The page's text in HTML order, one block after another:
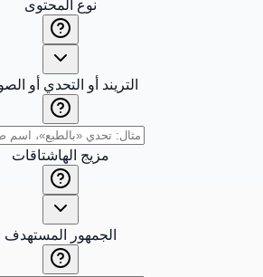
نوع المحتوى
التريند أو التحدي أو
مزيج الهاشتاقات
الجمهور المستهدف